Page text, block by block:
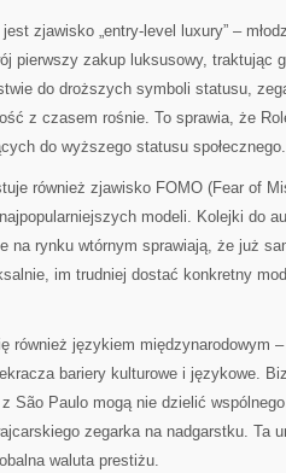
zjawisko „entry-level luxury” –
pierwszy zakup luksusowy, traktując
do droższych symboli statusu,
z czasem rośnie. To sprawia, że
do wyższego statusu społecznego.
również zjawisko FOMO (Fear of
modeli. Kolejki do
na rynku wtórnym sprawiają, że już
im trudniej dostać konkretny
również językiem międzynarodowym
bariery kulturowe i językowe.
São Paulo mogą nie dzielić
zegarka na nadgarstku. Ta
waluta prestiżu.